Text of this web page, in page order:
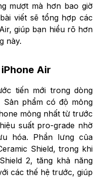
mượt mà hơn bao giờ
viết sẽ tổng hợp các
giúp bạn hiểu rõ hơn
này.
Air
tiến mới trong dòng
Sản phẩm có độ mỏng
mỏng nhất từ trước
suất pro-grade nhờ
hóa. Phần lưng của
Shield, trong khi
2, tăng khả năng
các thế hệ trước, giúp